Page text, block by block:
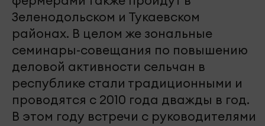
Зеленодольском и Тукаевском
районах. В целом же зональные
семинары-совещания по повышению
деловой активности сельчан в
республике стали традиционными и
проводятся с 2010 года дважды в год.
В этом году встречи с руководителями